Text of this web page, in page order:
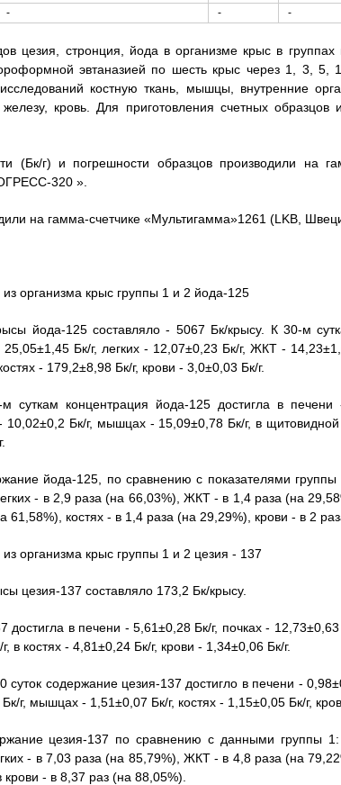
- - -
цезия, стронция, йода в организме крыс в
эвтаназией по шесть крыс через 1, 3,
костную ткань, мышцы, внутренние
кровь. Для приготовления счетных образцов
(Бк/г) и погрешности образцов производили на
320 ».
на гамма-счетчике «Мультигамма»1261 (LKB,
организма крыс группы 1 и 2 йода-125
йода-125 составляло - 5067 Бк/крысу. К 30-м
25,05±1,45 Бк/г, легких - 12,07±0,23 Бк/г, ЖКТ -
- 179,2±8,98 Бк/г, крови - 3,0±0,03 Бк/г.
суткам концентрация йода-125 достигла в печени
10,02±0,2 Бк/г, мышцах - 15,09±0,78 Бк/г, в
йода-125, по сравнению с показателями
- в 2,9 раза (на 66,03%), ЖКТ - в 1,4 раза (на
костях - в 1,4 раза (на 29,29%), крови - в 2
организма крыс группы 1 и 2 цезия - 137
цезия-137 составляло 173,2 Бк/крысу.
в печени - 5,61±0,28 Бк/г, почках - 12,73±0,63
костях - 4,81±0,24 Бк/г, крови - 1,34±0,06 Бк/г.
суток содержание цезия-137 достигло в печени -
г, мышцах - 1,51±0,07 Бк/г, костях - 1,15±0,05 Бк/г,
цезия-137 по сравнению с данными группы
- в 7,03 раза (на 85,79%), ЖКТ - в 4,8 раза (на
- в 8,37 раз (на 88,05%).